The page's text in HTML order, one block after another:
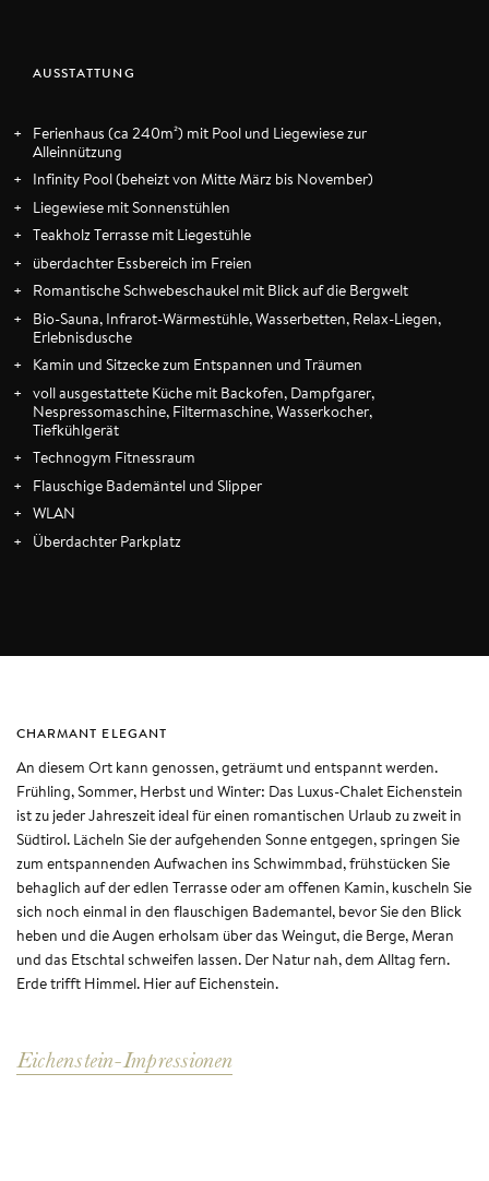
ab 7 Tage
2-6 Tage € 560,-
Nebensaisonszeiten:
AUSSTATTUNG
Ferienhaus (ca 240m²) mit Pool und Liegewiese zur
Alleinnützung
Infinity Pool (beheizt von Mitte März bis November)
Liegewiese mit Sonnenstühlen
Teakholz Terrasse mit Liegestühle
überdachter Essbereich im Freien
Romantische Schwebeschaukel mit Blick auf die Bergwelt
Bio-Sauna, Infrarot-Wärmestühle, Wasserbetten, Relax-Liegen,
Erlebnisdusche
Kamin und Sitzecke zum Entspannen und Träumen
voll ausgestattete Küche mit Backofen, Dampfgarer,
Nespressomaschine, Filtermaschine, Wasserkocher,
Tiefkühlgerät
Technogym Fitnessraum
Flauschige Bademäntel und Slipper
WLAN
Überdachter Parkplatz
CHARMANT ELEGANT
An diesem Ort kann genossen, geträumt und entspannt werden.
Frühling, Sommer, Herbst und Winter: Das Luxus-Chalet Eichenstein
ist zu jeder Jahreszeit ideal für einen romantischen Urlaub zu zweit in
Südtirol. Lächeln Sie der aufgehenden Sonne entgegen, springen Sie
zum entspannenden Aufwachen ins Schwimmbad, frühstücken Sie
behaglich auf der edlen Terrasse oder am offenen Kamin, kuscheln Sie
sich noch einmal in den flauschigen Bademantel, bevor Sie den Blick
heben und die Augen erholsam über das Weingut, die Berge, Meran
und das Etschtal schweifen lassen. Der Natur nah, dem Alltag fern.
Erde trifft Himmel. Hier auf Eichenstein.
Eichenstein-Impressionen